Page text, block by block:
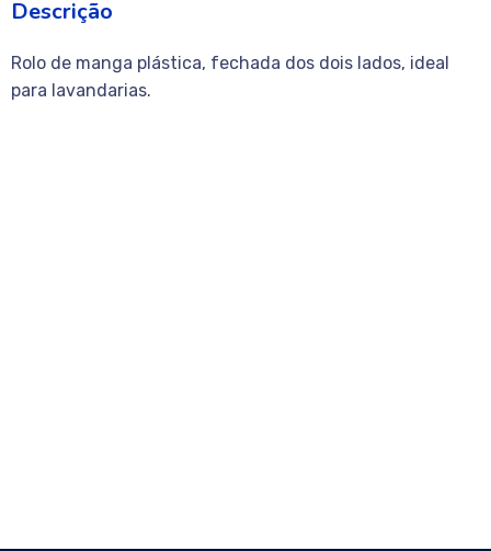
Descrição
Rolo de manga plástica, fechada dos dois lados, ideal
para lavandarias.